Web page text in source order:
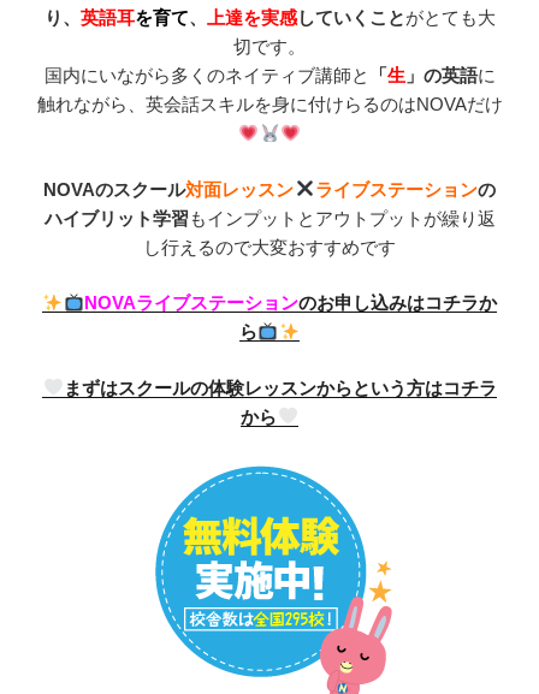
り、 英語耳を育て、 上達を実感していくことがとても大
切です。
国内にいながら多くのネイティブ講師と
「生 」の英語に
触れながら、英会話スキルを身に付けらるのはNOVAだけ
NOVAのスクール対面レッスン ライブステーションの
ハイブリット学習 もインプットとアウトプットが繰り返
し行えるので大変おすすめです
NOVAライブステーションのお申し込みはコチラか
ら
まずはスクールの体験レッスンからという方はコチラ
から